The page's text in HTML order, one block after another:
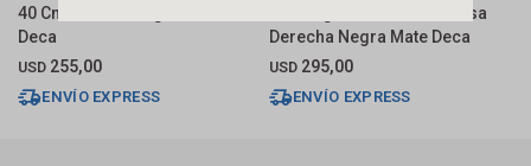
40 Cm Bicolor Negro Mate
Deca
USD 255,00
ENVÍO EXPRESS
Rectangular 50 X 30 C/mesa
Derecha Negra Mate Deca
USD 295,00
ENVÍO EXPRESS